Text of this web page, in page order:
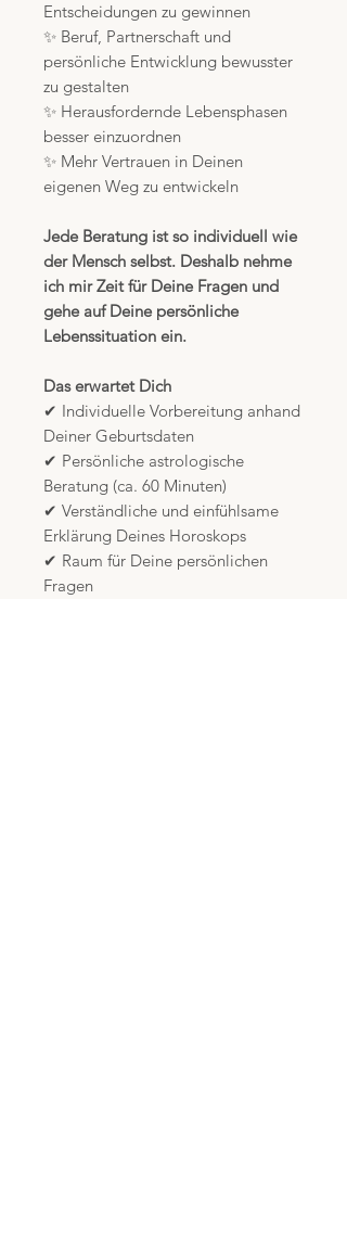
Entscheidungen zu gewinnen
✨ Beruf, Partnerschaft und
persönliche Entwicklung bewusster
zu gestalten
✨ Herausfordernde Lebensphasen
besser einzuordnen
✨ Mehr Vertrauen in Deinen
eigenen Weg zu entwickeln
Jede Beratung ist so individuell wie
der Mensch selbst. Deshalb nehme
ich mir Zeit für Deine Fragen und
gehe auf Deine persönliche
Lebenssituation ein.
Das erwartet Dich
✔ Individuelle Vorbereitung anhand
Deiner Geburtsdaten
✔ Persönliche astrologische
Beratung (ca. 60 Minuten)
✔ Verständliche und einfühlsame
Erklärung Deines Horoskops
✔ Raum für Deine persönlichen
Fragen